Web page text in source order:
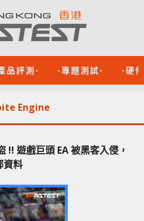
品評測- -專題測試- -硬
Engine
遊戲巨頭 EA 被黑客入侵，
資料